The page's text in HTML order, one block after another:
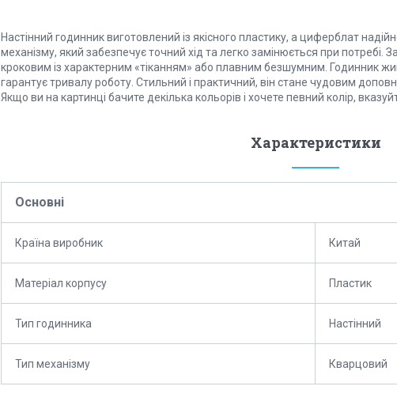
Настінний годинник виготовлений із якісного пластику, а циферблат
механізму, який забезпечує точний хід та легко замінюється при потребі.
кроковим із характерним «тіканням» або плавним безшумним. Годинник
гарантує тривалу роботу. Стильний і практичний, він стане чудовим
Якщо ви на картинці бачите декілька кольорів і хочете певний колір,
Характеристики
Основні
Країна виробник Китай
Матеріал корпусу Пластик
Тип годинника Настінний
Тип механізму Кварцовий